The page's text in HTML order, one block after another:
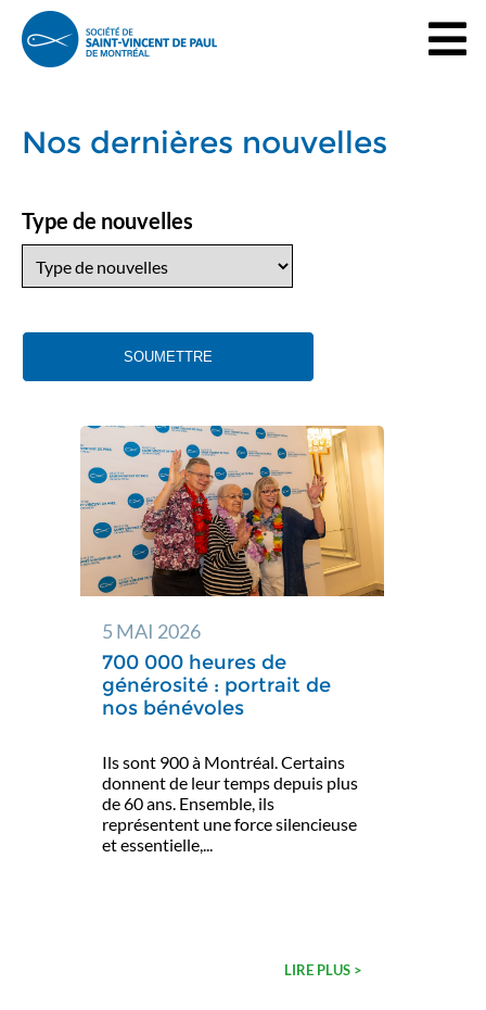
Nos dernières nouvelles
Type de nouvelles
5 MAI 2026
700 000 heures de
générosité : portrait de
nos bénévoles
Ils sont 900 à Montréal. Certains
donnent de leur temps depuis plus
de 60 ans. Ensemble, ils
représentent une force silencieuse
et essentielle,...
LIRE PLUS >